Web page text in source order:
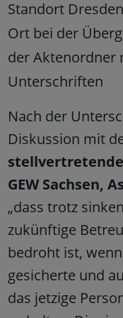
Standort
Ort bei der
der Aktenordner
Unterschriften
Nach der
Diskussion mit
GEW Sachsen,
„dass trotz
zukünftige
bedroht ist,
gesicherte und
das jetzige